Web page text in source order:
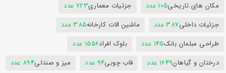
مکان های تاریخی105 عدد جزئیات معماری723 عدد
جزئیات داخلی387 عدد ماشین الات کارخانه385 عدد
طراحی مبلمان بانک145 عدد بلوک افراد1556 عدد
درختان و گیاهان1649 عدد قاب چوبی94 عدد میز و صندلی894 عدد